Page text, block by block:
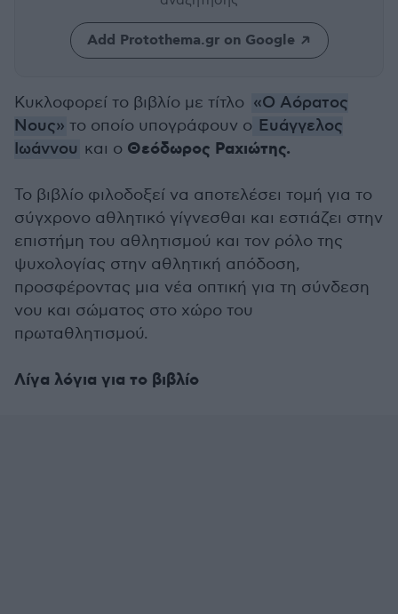
Add Protothema.gr on Google
Κυκλοφορεί το βιβλίο με τίτλο «Ο Αόρατος
Νους» το οποίο υπογράφουν ο Ευάγγελος
Ιωάννου και ο Θεόδωρος Ραχιώτης.
Το βιβλίο φιλοδοξεί να αποτελέσει τομή για το
σύγχρονο αθλητικό γίγνεσθαι και εστιάζει στην
επιστήμη του αθλητισμού και τον ρόλο της
ψυχολογίας στην αθλητική απόδοση,
προσφέροντας μια νέα οπτική για τη σύνδεση
νου και σώματος στο χώρο του
πρωταθλητισμού.
Λίγα λόγια για το βιβλίο